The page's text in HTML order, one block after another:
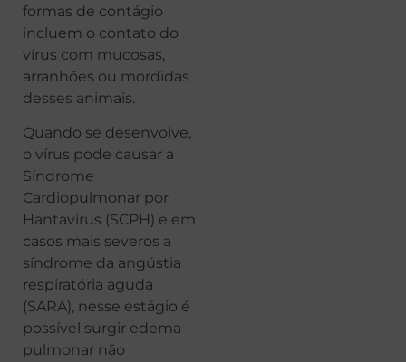
formas de contágio
incluem o contato do
vírus com mucosas,
arranhões ou mordidas
desses animais.
Quando se desenvolve,
o vírus pode causar a
Síndrome
Cardiopulmonar por
Hantavírus (SCPH) e em
casos mais severos a
síndrome da angústia
respiratória aguda
(SARA), nesse estágio é
possível surgir edema
pulmonar não